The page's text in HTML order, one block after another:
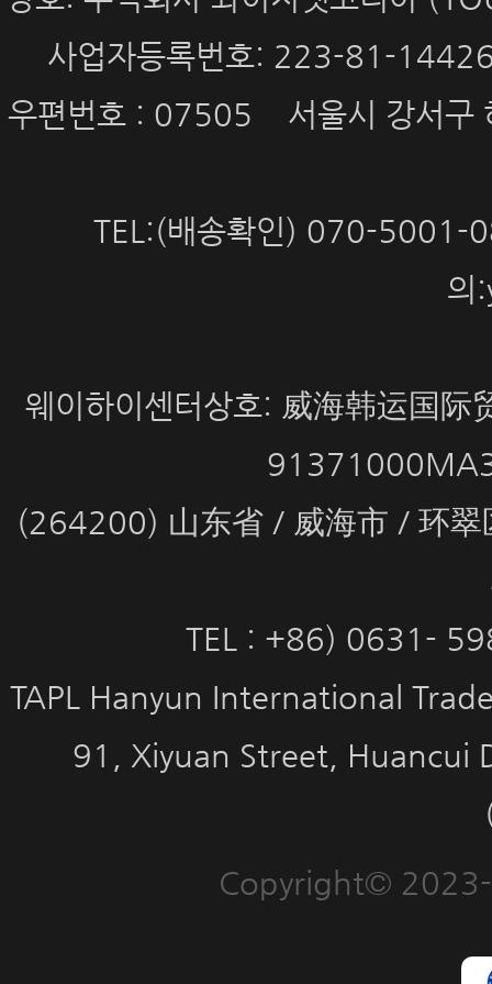
사업자등록번호: 223-81-
우편번호 : 07505 서울시 강서구
TEL:(배송확인) 070-
의
웨이하이센터상호: 威海韩运国
(264200) 山东省 / 威海市 / 环
TEL : +86) 0631-
TAPL Hanyun International
91, Xiyuan Street, Huancui
Copyright©